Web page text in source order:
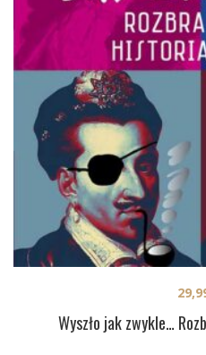
Wyszło jak zwykle…